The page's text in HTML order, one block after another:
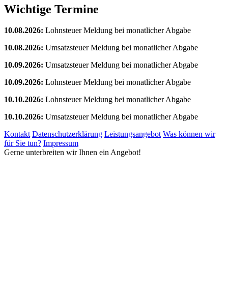
Wichtige Termine
10.08.2026: Lohnsteuer Meldung bei monatlicher Abgabe
10.08.2026: Umsatzsteuer Meldung bei monatlicher Abgabe
10.09.2026: Umsatzsteuer Meldung bei monatlicher Abgabe
10.09.2026: Lohnsteuer Meldung bei monatlicher Abgabe
10.10.2026: Lohnsteuer Meldung bei monatlicher Abgabe
10.10.2026: Umsatzsteuer Meldung bei monatlicher Abgabe
Kontakt Datenschutzerklärung Leistungsangebot Was können wir
für Sie tun? Impressum
Gerne unterbreiten wir Ihnen ein Angebot!